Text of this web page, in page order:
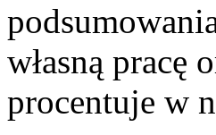
własną pracę
procentuje w